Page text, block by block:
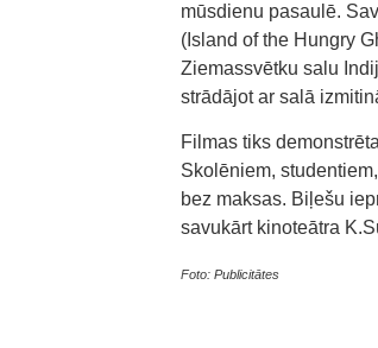
mūsdienu pasaulē.
(Island of the Hungry
Ziemassvētku salu
strādājot ar salā
Filmas tiks
Skolēniem,
bez maksas. Biļešu
savukārt kinoteātra
Foto: Publicitātes